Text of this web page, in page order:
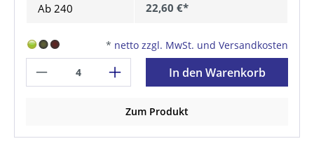
Ab 240 22,60 €*
* netto zzgl. MwSt. und Versandkosten
In den Warenkorb
Zum Produkt